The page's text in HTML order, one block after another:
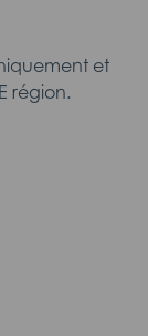
et
région.